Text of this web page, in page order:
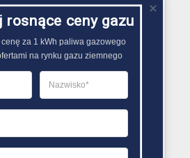
zbiornika. Przed
jest także podłączenie
tankowania
powinna być po raz kolejny
zawór właściwie
OFERT GAZU
rosnące ceny gazu
za 1 kWh paliwa gazowego
na rynku gazu ziemnego